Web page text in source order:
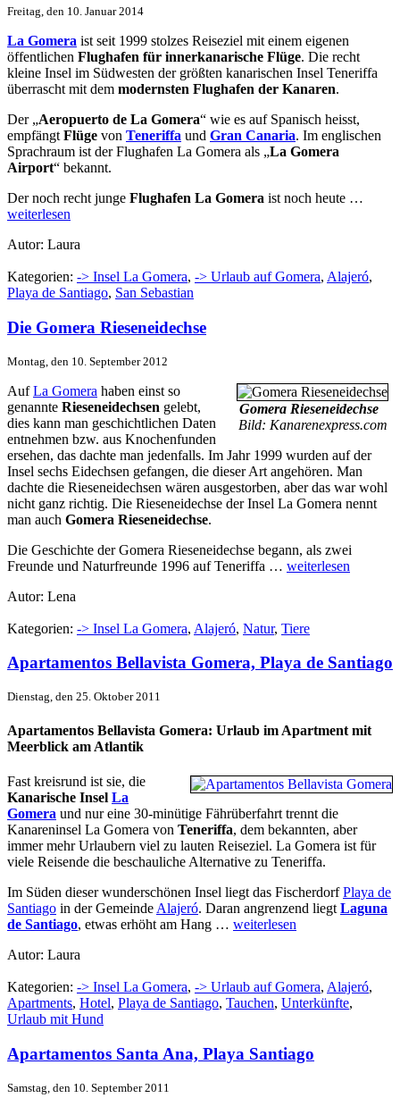
Freitag, den 10. Januar 2014
La Gomera ist seit 1999 stolzes Reiseziel mit einem eigenen
öffentlichen Flughafen für innerkanarische Flüge. Die recht
kleine Insel im Südwesten der größten kanarischen Insel Teneriffa
überrascht mit dem modernsten Flughafen der Kanaren.
Der „Aeropuerto de La Gomera“ wie es auf Spanisch heisst,
empfängt Flüge von Teneriffa und Gran Canaria. Im englischen
Sprachraum ist der Flughafen La Gomera als „La Gomera
Airport“ bekannt.
Der noch recht junge Flughafen La Gomera ist noch heute …
weiterlesen
Autor: Laura
Kategorien: -> Insel La Gomera, -> Urlaub auf Gomera, Alajeró,
Playa de Santiago, San Sebastian
Die Gomera Rieseneidechse
Montag, den 10. September 2012
Gomera Rieseneidechse
Bild: Kanarenexpress.com
AufLa Gomera haben einst so
genannte Rieseneidechsen gelebt,
dies kann man geschichtlichen Daten
entnehmen bzw. aus Knochenfunden
ersehen, das dachte man jedenfalls. Im Jahr 1999 wurden auf der
Insel sechs Eidechsen gefangen, die dieser Art angehören. Man
dachte die Rieseneidechsen wären ausgestorben, aber das war wohl
nicht ganz richtig. Die Rieseneidechse der Insel La Gomera nennt
man auch Gomera Rieseneidechse.
Die Geschichte der Gomera Rieseneidechse begann, als zwei
Freunde und Naturfreunde 1996 auf Teneriffa … weiterlesen
Autor: Lena
Kategorien: -> Insel La Gomera, Alajeró, Natur, Tiere
Apartamentos Bellavista Gomera, Playa de Santiago
Dienstag, den 25. Oktober 2011
Apartamentos Bellavista Gomera: Urlaub im Apartment mit
Meerblick am Atlantik
Fast kreisrund ist sie, die
Kanarische Insel La
Gomera und nur eine 30-minütige Fährüberfahrt trennt die
Kanareninsel La Gomera von Teneriffa, dem bekannten, aber
immer mehr Urlaubern viel zu lauten Reiseziel. La Gomera ist für
viele Reisende die beschauliche Alternative zu Teneriffa.
Im Süden dieser wunderschönen Insel liegt das FischerdorfPlaya de
Santiago in der GemeindeAlajeró. Daran angrenzend liegtLaguna
de Santiago, etwas erhöht am Hang … weiterlesen
Autor: Laura
Kategorien: -> Insel La Gomera, -> Urlaub auf Gomera, Alajeró,
Apartments, Hotel, Playa de Santiago, Tauchen, Unterkünfte,
Urlaub mit Hund
Apartamentos Santa Ana, Playa Santiago
Samstag, den 10. September 2011